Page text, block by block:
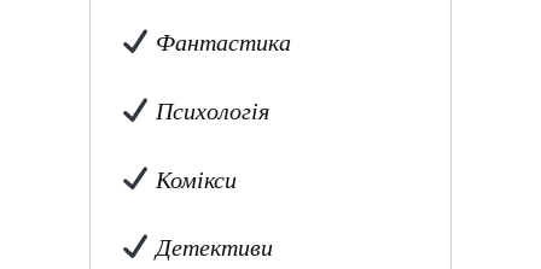
Фантастика
Психологія
Комікси
Детективи